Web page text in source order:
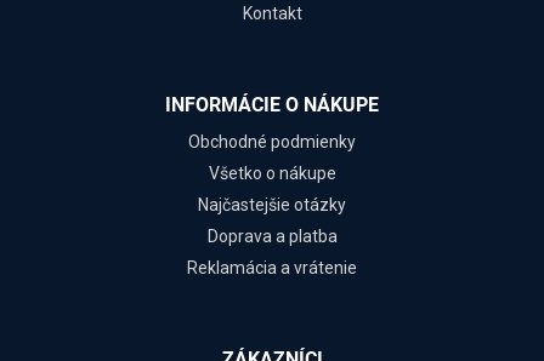
Kontakt
INFORMÁCIE O NÁKUPE
Obchodné podmienky
Všetko o nákupe
Najčastejšie otázky
Doprava a platba
Reklamácia a vrátenie